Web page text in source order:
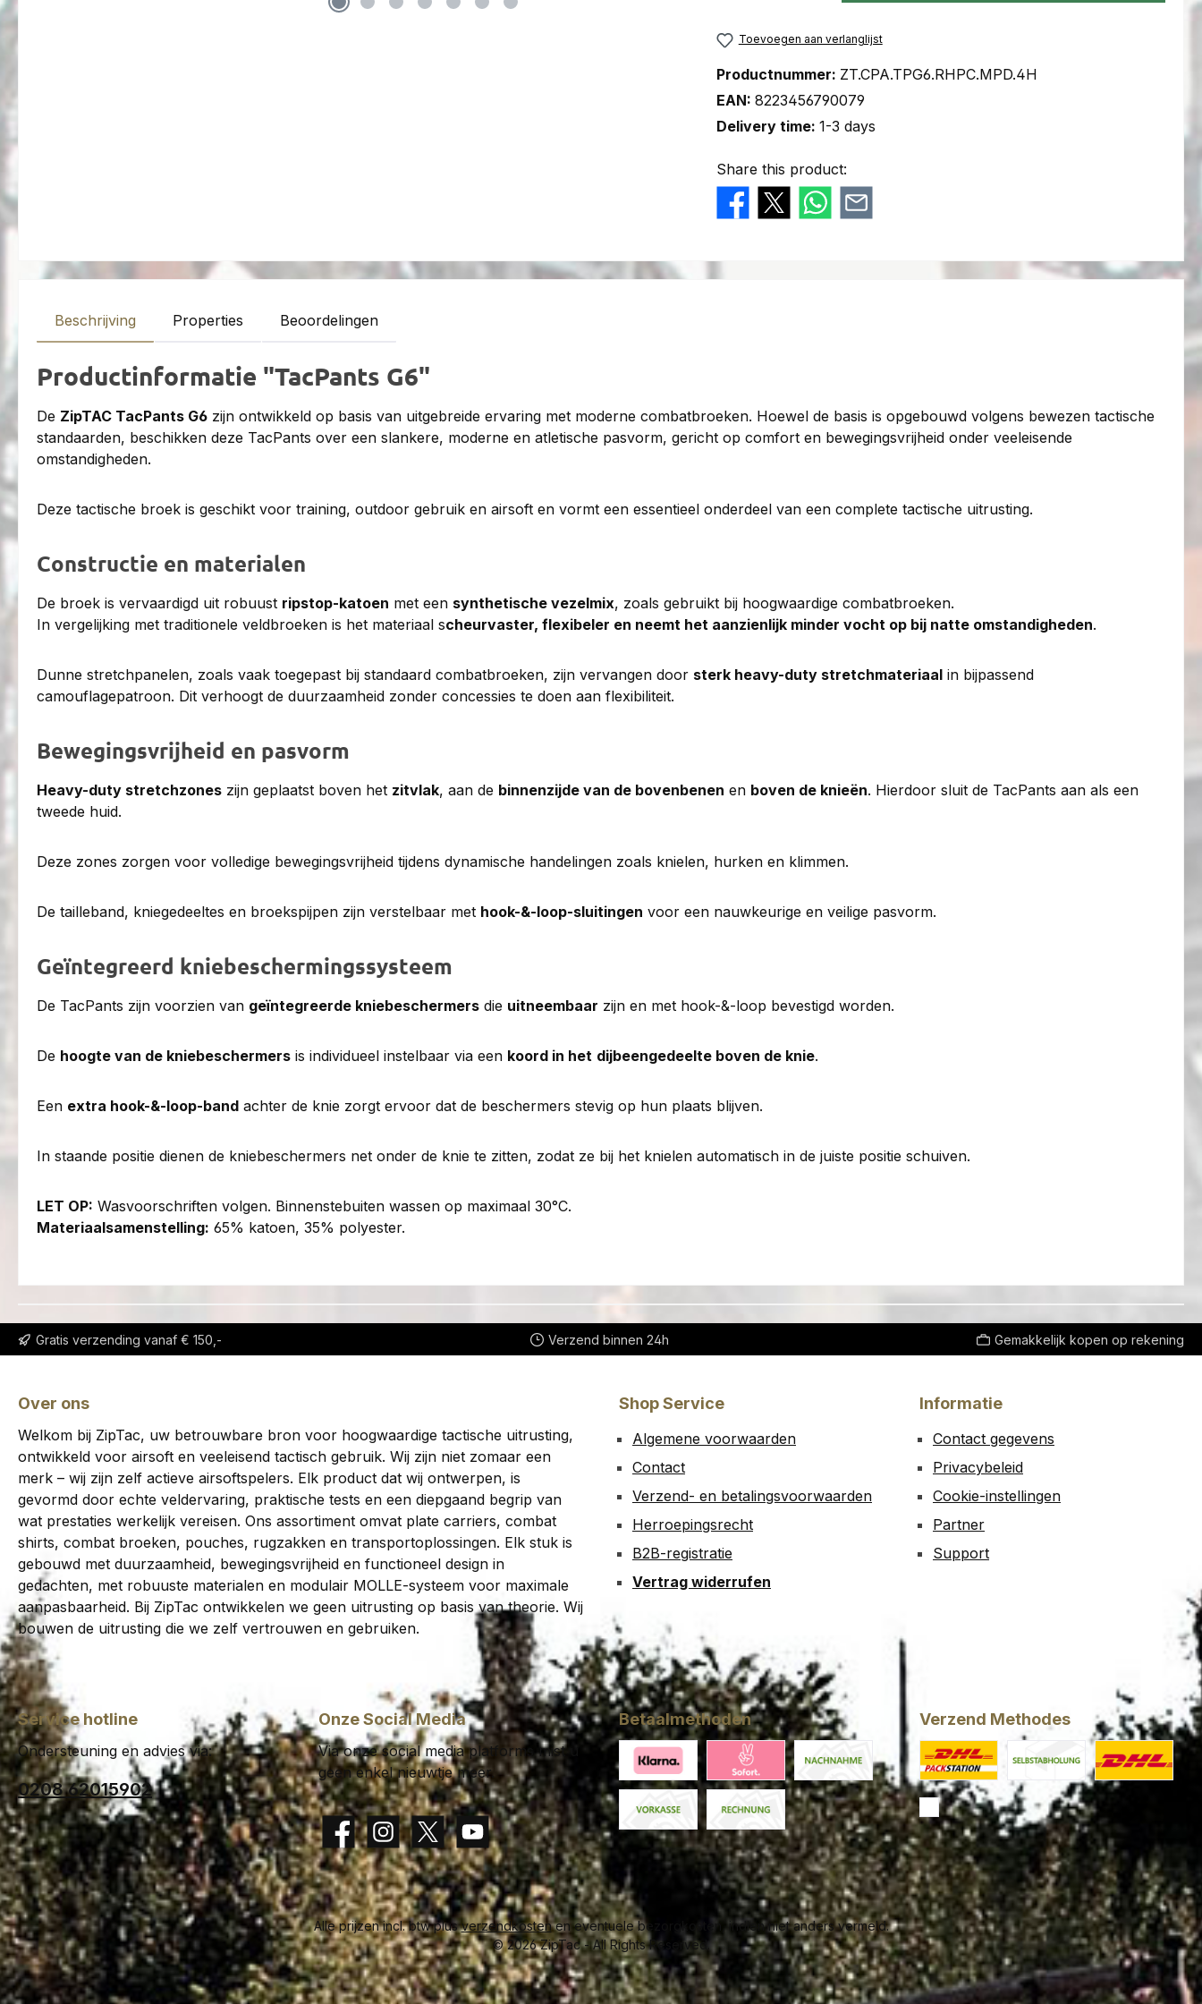
Toevoegen aan verlanglijst
Productnummer: ZT.CPA.TPG6.RHPC.MPD.4H
EAN: 8223456790079
Delivery time: 1-3 days
Share this product:
Beschrijving Properties Beoordelingen
Productinformatie "TacPants G6"
De ZipTAC TacPants G6 zijn ontwikkeld op basis van uitgebreide ervaring met moderne combatbroeken. Hoewel de basis is opgebouwd volgens bewezen tactische
standaarden, beschikken deze TacPants over een slankere, moderne en atletische pasvorm, gericht op comfort en bewegingsvrijheid onder veeleisende
omstandigheden.
Deze tactische broek is geschikt voor training, outdoor gebruik en airsoft en vormt een essentieel onderdeel van een complete tactische uitrusting.
Constructie en materialen
De broek is vervaardigd uit robuust ripstop-katoen met een synthetische vezelmix, zoals gebruikt bij hoogwaardige combatbroeken.
In vergelijking met traditionele veldbroeken is het materiaal scheurvaster, flexibeler en neemt het aanzienlijk minder vocht op bij natte omstandigheden.
Dunne stretchpanelen, zoals vaak toegepast bij standaard combatbroeken, zijn vervangen door sterk heavy-duty stretchmateriaal in bijpassend
camouflagepatroon. Dit verhoogt de duurzaamheid zonder concessies te doen aan flexibiliteit.
Bewegingsvrijheid en pasvorm
Heavy-duty stretchzones zijn geplaatst boven het zitvlak, aan de binnenzijde van de bovenbenen en boven de knieën. Hierdoor sluit de TacPants aan als een
tweede huid.
Deze zones zorgen voor volledige bewegingsvrijheid tijdens dynamische handelingen zoals knielen, hurken en klimmen.
De tailleband, kniegedeeltes en broekspijpen zijn verstelbaar met hook-&-loop-sluitingen voor een nauwkeurige en veilige pasvorm.
Geïntegreerd kniebeschermingssysteem
De TacPants zijn voorzien van geïntegreerde kniebeschermers die uitneembaar zijn en met hook-&-loop bevestigd worden.
De hoogte van de kniebeschermers is individueel instelbaar via een koord in het dijbeengedeelte boven de knie.
Een extra hook-&-loop-band achter de knie zorgt ervoor dat de beschermers stevig op hun plaats blijven.
In staande positie dienen de kniebeschermers net onder de knie te zitten, zodat ze bij het knielen automatisch in de juiste positie schuiven.
LET OP: Wasvoorschriften volgen. Binnenstebuiten wassen op maximaal 30°C.
Materiaalsamenstelling: 65% katoen, 35% polyester.
Gratis verzending vanaf € 150,- Verzend binnen 24h Gemakkelijk kopen op rekening
Over ons
Welkom bij ZipTac, uw betrouwbare bron voor hoogwaardige tactische uitrusting,
ontwikkeld voor airsoft en veeleisend tactisch gebruik. Wij zijn niet zomaar een
merk – wij zijn zelf actieve airsoftspelers. Elk product dat wij ontwerpen, is
gevormd door echte veldervaring, praktische tests en een diepgaand begrip van
wat prestaties werkelijk vereisen. Ons assortiment omvat plate carriers, combat
shirts, combat broeken, pouches, rugzakken en transportoplossingen. Elk stuk is
gebouwd met duurzaamheid, bewegingsvrijheid en functioneel design in
gedachten, met robuuste materialen en modulair MOLLE-systeem voor maximale
aanpasbaarheid. Bij ZipTac ontwikkelen we geen uitrusting op basis van theorie. Wij
bouwen de uitrusting die we zelf vertrouwen en gebruiken.
Shop Service
Algemene voorwaarden
Contact
Verzend- en betalingsvoorwaarden
Herroepingsrecht
B2B-registratie
Vertrag widerrufen
Informatie
Contact gegevens
Privacybeleid
Cookie-instellingen
Partner
Support
Service hotline
Ondersteuning en advies via:
0208 62015902
Onze Social Media
Via onze social media platforms mist u
geen enkel nieuwtje meer.
FacebookInstagramX / TwitterYouTube
Betaalmethoden
Paid in advance
Klarna FinancingKlarna Pay NowCash on delivery
Invoice
Verzend Methodes
Standard
Custom image 1Custom image 2
Alle prijzen incl. btw plusverzendkostenen eventuele bezorgkosten, indien niet anders vermeld.
© 2026 ZipTac - All Rights Reserved.